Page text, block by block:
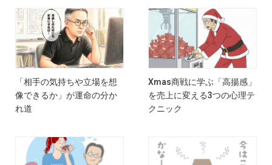
「相手の気持ちや立場を想
像できるか」が運命の分か
れ道
Xmas商戦に学ぶ「高揚感」
を売上に変える3つの心理テ
クニック